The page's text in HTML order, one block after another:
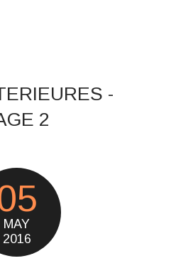
-
2
MAY
2016